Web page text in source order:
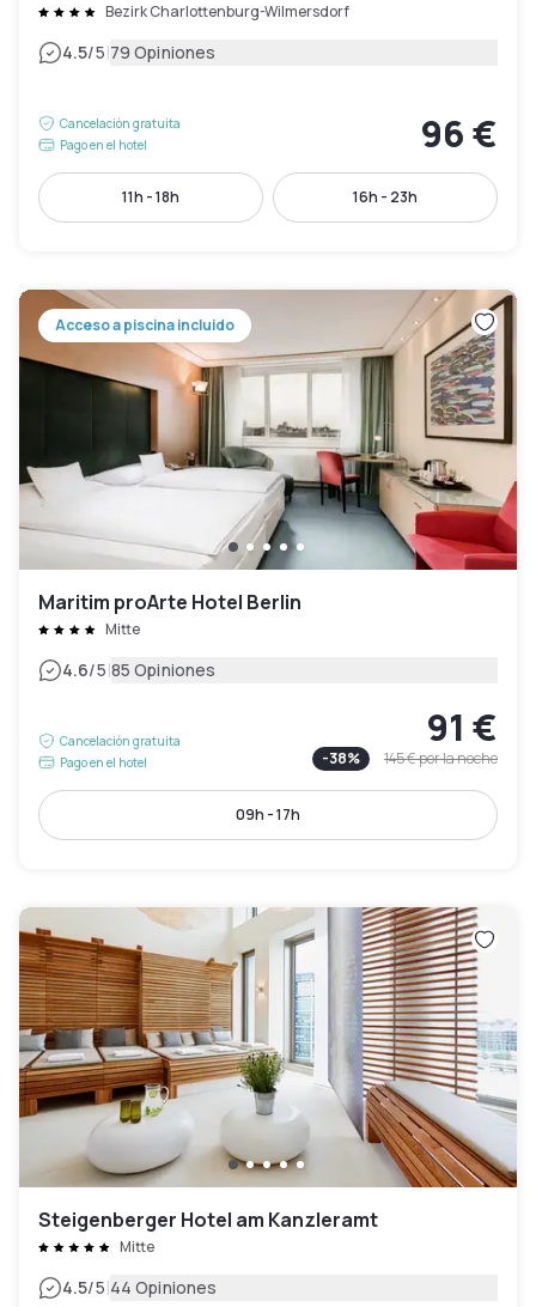
Bezirk Charlottenburg-Wilmersdorf
4.5/5|79 Opiniones
Cancelación gratuita
Pago en el hotel
96 €
11h - 18h 16h - 23h
Acceso a piscina incluido
Maritim proArte Hotel Berlin
Mitte
4.6/5|85 Opiniones
Cancelación gratuita
Pago en el hotel
91 €
-38% 145 €por la noche
09h - 17h
Steigenberger Hotel am Kanzleramt
Mitte
4.5/5|44 Opiniones